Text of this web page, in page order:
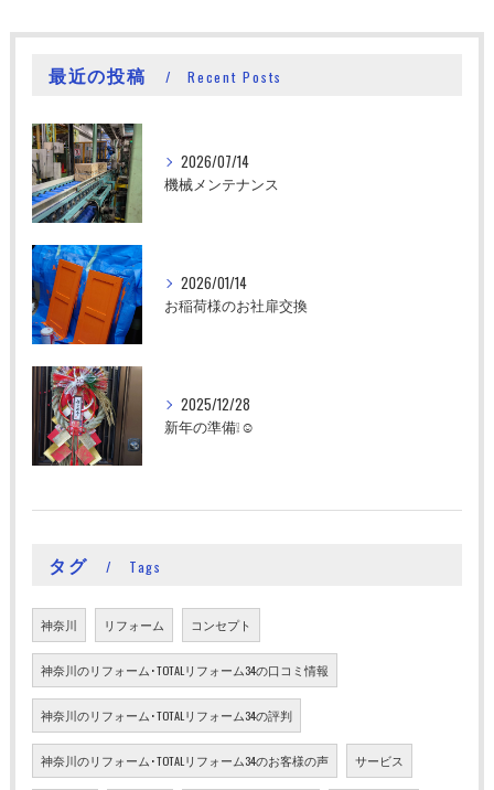
最近の投稿 Recent Posts
2026/07/14
機械メンテナンス
2026/01/14
お稲荷様のお社扉交換
2025/12/28
新年の準備❕☺
タグ Tags
神奈川 リフォーム コンセプト
神奈川のリフォーム･TOTALリフォーム34の口コミ情報
神奈川のリフォーム･TOTALリフォーム34の評判
神奈川のリフォーム･TOTALリフォーム34のお客様の声 サービス